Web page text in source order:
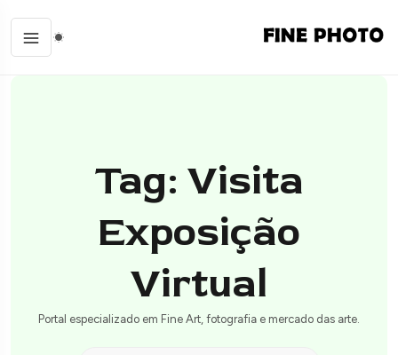
Tag: Visita
Exposição
Virtual
Portal especializado em Fine Art, fotografia e mercado das arte.